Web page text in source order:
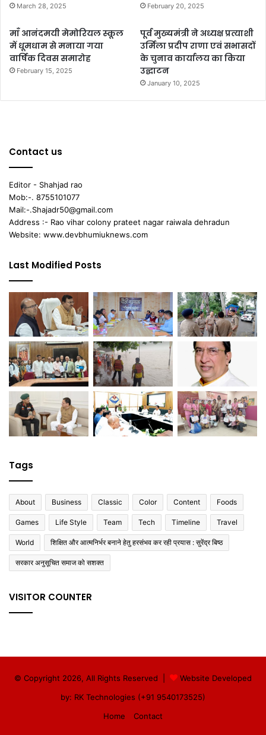
March 28, 2025 February 20, 2025
माँ आनंदमयी मेमोरियल स्कूल
में धूमधाम से मनाया गया
वार्षिक दिवस समारोह
February 15, 2025
पूर्व मुख्यमंत्री ने अध्यक्ष प्रत्याशी
उर्मिला प्रदीप राणा एवं सभासदों
के चुनाव कार्यालय का किया
उद्घाटन
January 10, 2025
Contact us
Editor - Shahjad rao
Mob:-. 8755101077
Mail:-.Shajadr50@gmail.com
Address :- Rao vihar colony prateet nagar raiwala dehradun
Website: www.devbhumiuknews.com
Last Modified Posts
Tags
About Business Classic Color Content Foods
Games Life Style Team Tech Timeline Travel
World शिक्षित और आत्मनिर्भर बनाने हेतु हरसंभव कर रही प्रयास : सुरेंद्र बिष्ठ
सरकार अनुसूचित समाज को सशक्त
VISITOR COUNTER
© Copyright 2026, All Rights Reserved |
Website Developed
by: RK Technologies (+91 9540173525)
Home
Contact